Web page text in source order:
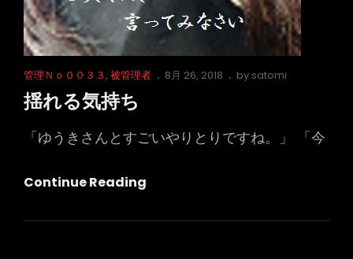
Cat
Links
管理Ｎｏ００３３, 被管理者
Posted
8月 26, 2018 by satomi
揺れる気持ち
「ゆうきさんとすごいやりとりですね。」 「今
Continue Reading
る